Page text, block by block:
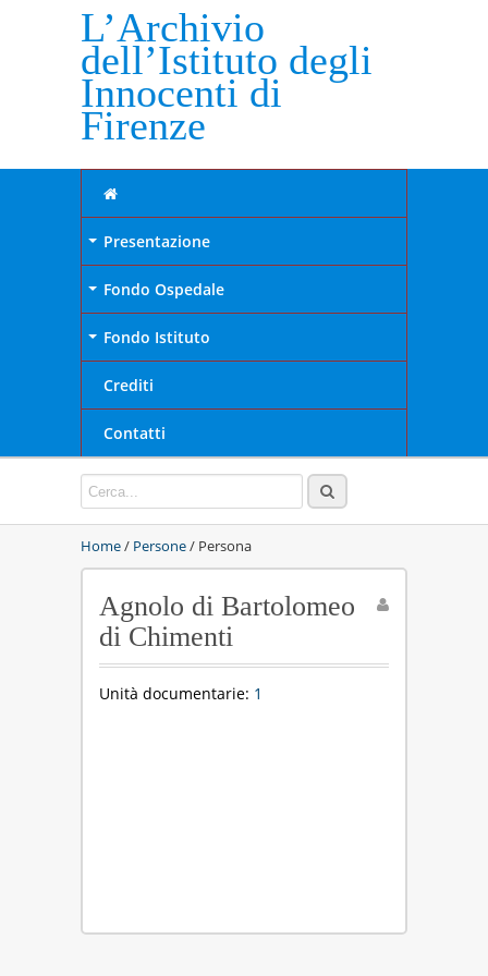
L’Archivio
dell’Istituto degli
Innocenti di
Firenze
Presentazione
Fondo Ospedale
Fondo Istituto
Crediti
Contatti
Home/ Persone/ Persona
Agnolo di Bartolomeo
di Chimenti
Unità documentarie: 1